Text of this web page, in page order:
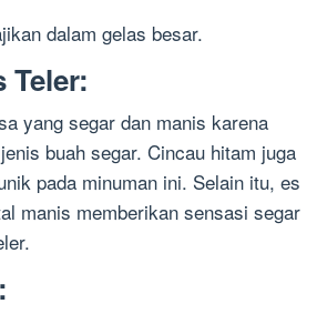
dalam gelas besar.
Teler:
yang segar dan manis karena
buah segar. Cincau hitam juga
pada minuman ini. Selain itu, es
manis memberikan sensasi segar